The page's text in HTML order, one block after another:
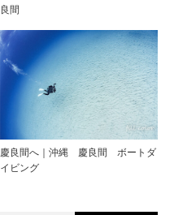
良間
慶良間へ｜沖縄 慶良間 ボートダ
イビング